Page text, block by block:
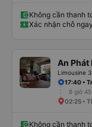
Không cần thanh
Xác nhận chỗ
An Phát
Limousine
17:40 •
8 giờ
02:25 •
Không cần thanh